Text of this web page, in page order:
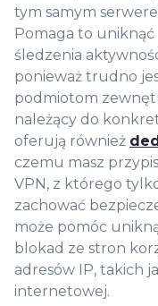
tym samym
Pomaga to uniknąć
śledzenia
ponieważ trudno
podmiotom
należący do
oferują również
czemu masz
VPN, z którego
zachować
może pomóc
blokad ze stron
adresów IP, takich
internetowej.